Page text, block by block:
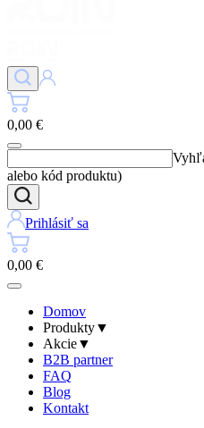
0,00 €
alebo kód produktu)
Prihlásiť sa
0,00 €
Domov
Produkty▼
Akcie▼
B2B partner
FAQ
Blog
Kontakt